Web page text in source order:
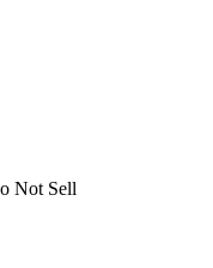
Not Sell